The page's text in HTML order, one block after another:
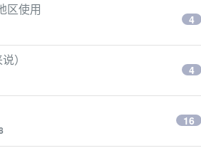
区使用
4
）
4
16